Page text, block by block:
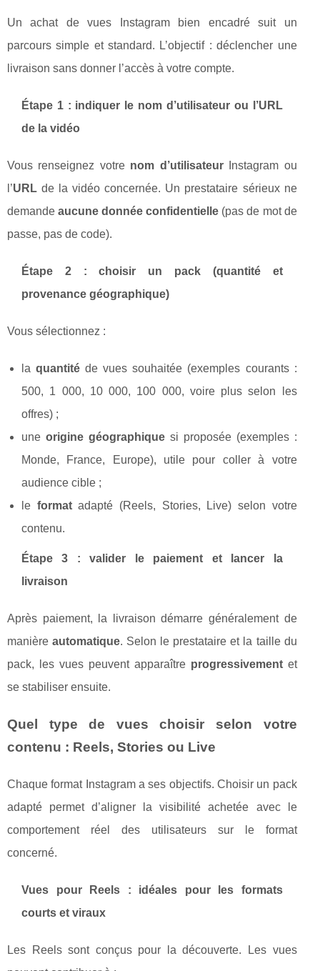
Un achat de vues Instagram bien encadré suit un
parcours simple et standard. L’objectif : déclencher une
livraison sans donner l’accès à votre compte.
Étape 1 : indiquer le nom d’utilisateur ou l’URL
de la vidéo
Vous renseignez votre nom d’utilisateurInstagram ou
l’URL de la vidéo concernée. Un prestataire sérieux ne
demandeaucune donnée confidentielle (pas de mot de
passe, pas de code).
Étape 2 : choisir un pack (quantité et
provenance géographique)
Vous sélectionnez :
laquantité de vues souhaitée (exemples courants :
500, 1 000, 10 000, 100 000, voire plus selon les
offres) ;
une origine géographiquesi proposée (exemples :
Monde, France, Europe), utile pour coller à votre
audience cible ;
le formatadapté (Reels, Stories, Live) selon votre
contenu.
Étape 3 : valider le paiement et lancer la
livraison
Après paiement, la livraison démarre généralement de
manièreautomatique. Selon le prestataire et la taille du
pack, les vues peuvent apparaître progressivementet
se stabiliser ensuite.
Quel type de vues choisir selon votre
contenu : Reels, Stories ou Live
Chaque format Instagram a ses objectifs. Choisir un pack
adapté permet d’aligner la visibilité achetée avec le
comportement réel des utilisateurs sur le format
concerné.
Vues pour Reels : idéales pour les formats
courts et viraux
Les Reels sont conçus pour la découverte. Les vues